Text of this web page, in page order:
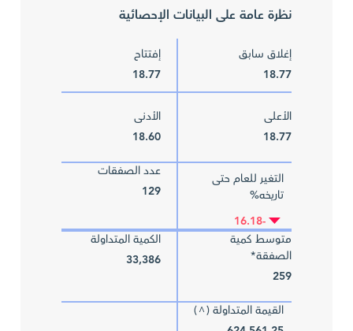
نظرة عامة على البيانات الإحصائية
إغلاق سابق
18.77
إفتتاح
18.77
الأعلى
18.77
الأدنى
18.60
التغير للعام حتى
تاريخه%
-16.18
عدد الصفقات
129
متوسط كمية
الصفقة*
259
الكمية المتداولة
33,386
القيمة المتداولة ( ^
)